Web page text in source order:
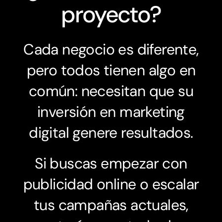
proyecto?
Cada negocio es diferente,
pero todos tienen algo en
común: necesitan que su
inversión en marketing
digital genere resultados.
Si buscas empezar con
publicidad online o escalar
tus campañas actuales,